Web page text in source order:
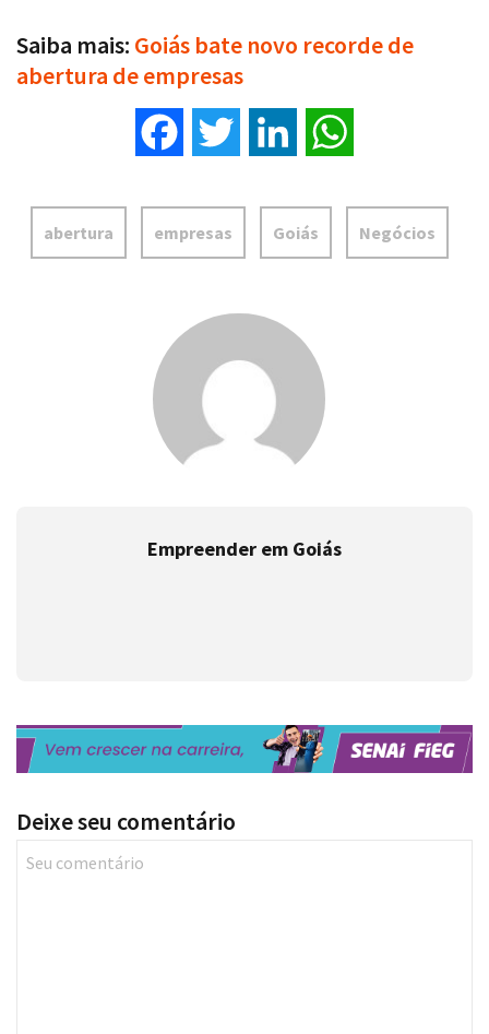
Saiba mais: Goiás bate novo recorde de
abertura de empresas
Facebook Twitter LinkedIn
abertura empresas Goiás Negócios
Empreender em Goiás
Deixe seu comentário